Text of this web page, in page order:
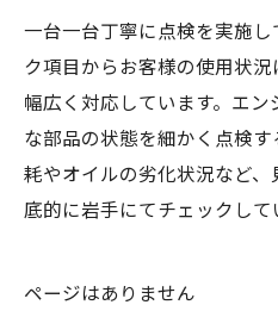
一台一台丁寧に点検を実施
ク項目からお客様の使用状
幅広く対応しています。エ
な部品の状態を細かく点検
耗やオイルの劣化状況など
底的に岩手にてチェックして
ページはありません